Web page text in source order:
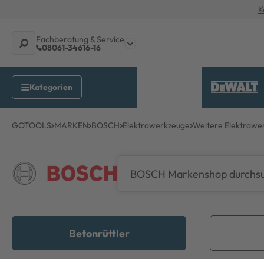
Fachberatung & Service
08061-34616-16
GOTOOLS MARKEN BOSCH Elektrowerkzeuge Weitere
Betonrüttler